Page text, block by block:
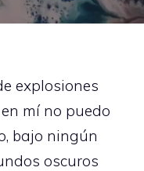
explosiones
mí no puedo
bajo ningún
oscuros